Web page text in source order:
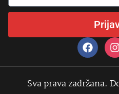
Sva prava zadržana.